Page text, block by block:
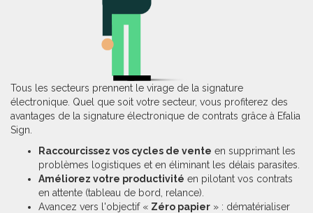
Tous les secteurs prennent le virage de la signature
électronique. Quel que soit votre secteur, vous profiterez des
avantages de la signature électronique de contrats grâce à Efalia
Sign.
Raccourcissez vos cycles de vente en supprimant les
problèmes logistiques et en éliminant les délais parasites.
Améliorez votre productivité en pilotant vos contrats
en attente (tableau de bord, relance).
Avancez vers l'objectif « Zéro papier » : dématérialiser